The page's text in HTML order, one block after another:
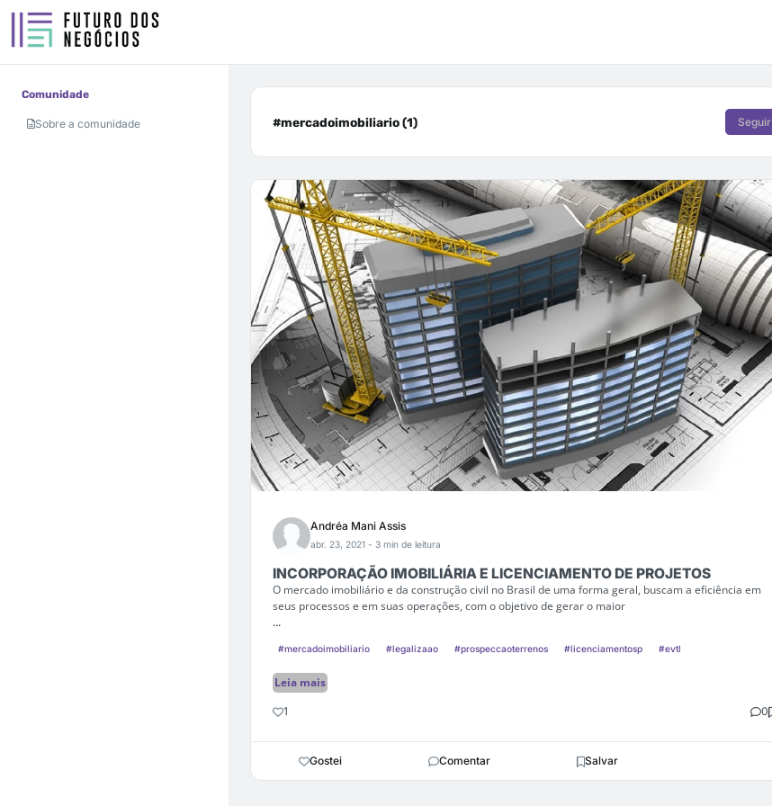
Comunidade
Sobre a comunidade #mercadoimobiliario (1) Seguir
Andréa Mani Assis
abr. 23, 2021 - 3 min de leitura
INCORPORAÇÃO IMOBILIÁRIA E LICENCIAMENTO DE PROJETOS
O mercado imobiliário e da construção civil no Brasil de uma forma geral, buscam a eficiência em
seus processos e em suas operações, com o objetivo de gerar o maior
...
#mercadoimobiliario #legalizaao #prospeccaoterrenos #licenciamentosp #evtl
Leia mais
1 0
Gostei Comentar Salvar